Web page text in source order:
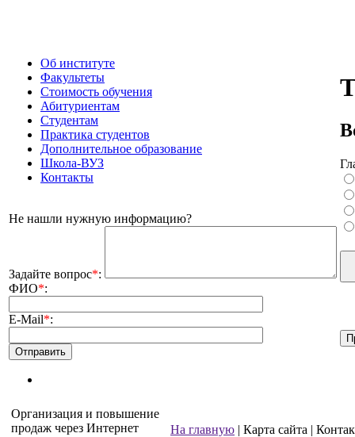
Об институте
Факультеты
Стоимость обучения
Абитуриентам
Студентам
Практика студентов
Дополнительное образование
Школа-ВУЗ
Контакты
Не нашли нужную информацию?
Задайте вопрос*:
ФИО*:
E-Mail*:
Организация и повышение
продаж через Интернет
На главную | Карта сайта |